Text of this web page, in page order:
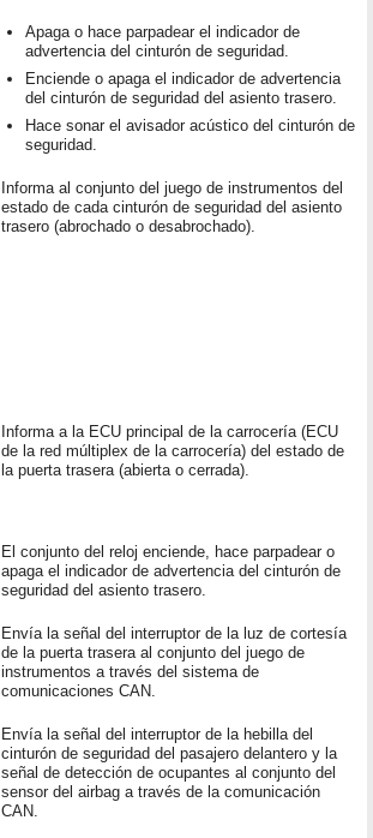
Apaga o hace parpadear el indicador de
advertencia del cinturón de seguridad.
Enciende o apaga el indicador de advertencia
del cinturón de seguridad del asiento trasero.
Hace sonar el avisador acústico del cinturón de
seguridad.
Informa al conjunto del juego de instrumentos del
estado de cada cinturón de seguridad del asiento
trasero (abrochado o desabrochado).
Informa a la ECU principal de la carrocería (ECU
de la red múltiplex de la carrocería) del estado de
la puerta trasera (abierta o cerrada).
El conjunto del reloj enciende, hace parpadear o
apaga el indicador de advertencia del cinturón de
seguridad del asiento trasero.
Envía la señal del interruptor de la luz de cortesía
de la puerta trasera al conjunto del juego de
instrumentos a través del sistema de
comunicaciones CAN.
Envía la señal del interruptor de la hebilla del
cinturón de seguridad del pasajero delantero y la
señal de detección de ocupantes al conjunto del
sensor del airbag a través de la comunicación
CAN.